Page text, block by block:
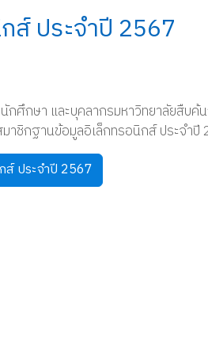
ส์ ประจำปี 2567
ศึกษา และบุคลากรมหาวิทยาลัยสืบค้
าชิกฐานข้อมูลอิเล็กทรอนิกส์ ประจำ
ส์ ประจำปี 2567